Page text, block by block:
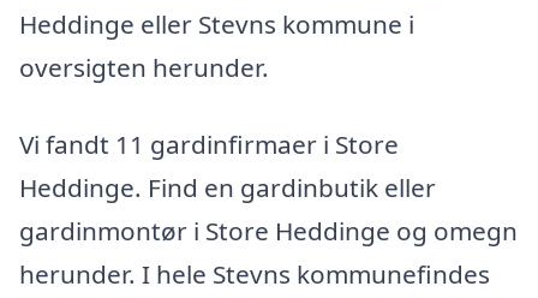
Heddinge eller Stevns kommune i
oversigten herunder.
Vi fandt 11 gardinfirmaer i Store
Heddinge. Find en gardinbutik eller
gardinmontør i Store Heddinge og omegn
herunder. I hele Stevns kommunefindes